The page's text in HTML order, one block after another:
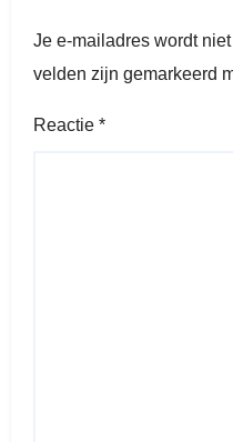
Je e-mailadres wordt
velden zijn gemarkeerd
Reactie *